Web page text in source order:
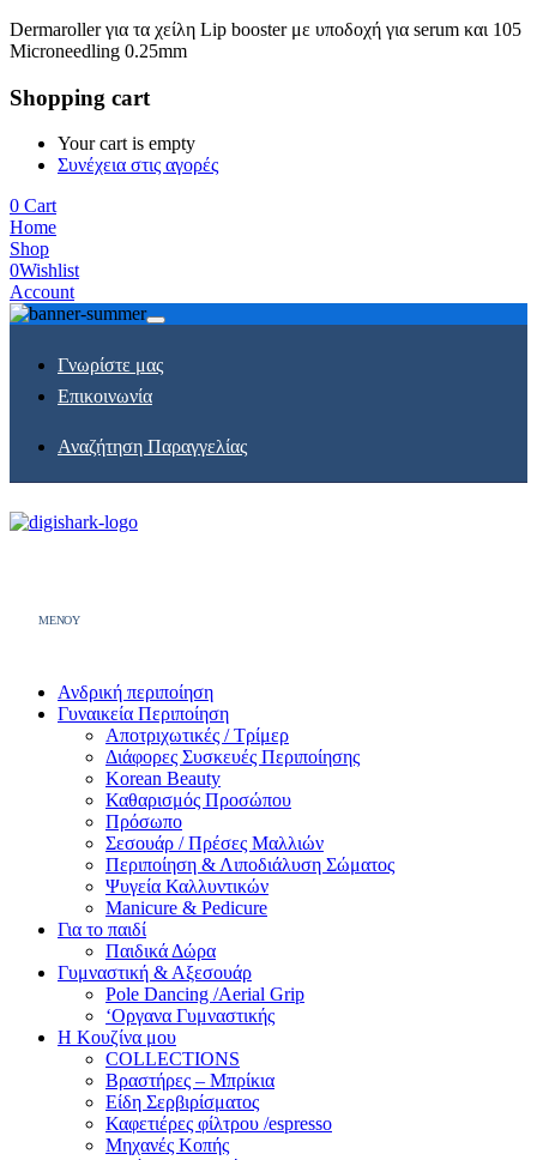
Dermaroller για τα χείλη Lip booster με υποδοχή για serum και 105
Microneedling 0.25mm
Shopping cart
Your cart is empty
Συνέχεια στις αγορές
0 Cart
Home
Shop
0Wishlist
Account
Γνωρίστε μας
Επικοινωνία
Αναζήτηση Παραγγελίας
MENOY
Ανδρική περιποίηση
Γυναικεία Περιποίηση
Αποτριχωτικές / Τρίμερ
Διάφορες Συσκευές Περιποίησης
Korean Beauty
Καθαρισμός Προσώπου
Πρόσωπο
Σεσουάρ / Πρέσες Μαλλιών
Περιποίηση & Λιποδιάλυση Σώματος
Ψυγεία Καλλυντικών
Manicure & Pedicure
Για το παιδί
Παιδικά Δώρα
Γυμναστική & Αξεσουάρ
Pole Dancing /Aerial Grip
‘Οργανα Γυμναστικής
Η Κουζίνα μου
COLLECTIONS
Βραστήρες – Μπρίκια
Είδη Σερβιρίσματος
Καφετιέρες φίλτρου /espresso
Μηχανές Κοπής